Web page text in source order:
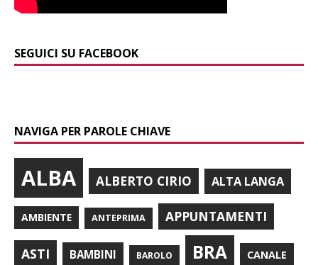
SEGUICI SU FACEBOOK
NAVIGA PER PAROLE CHIAVE
ALBA ALBERTO CIRIO ALTA LANGA
AMBIENTE ANTEPRIMA APPUNTAMENTI
ASTI BAMBINI BAROLO BRA CANALE